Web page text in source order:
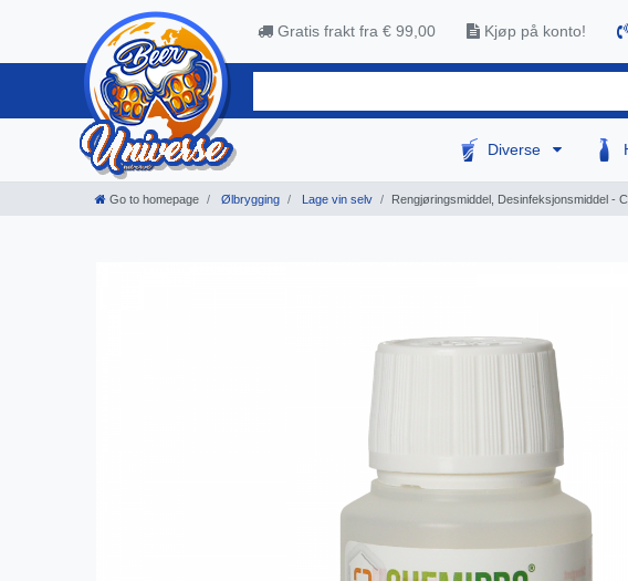
Gratis frakt fra € 99,00 Kjøp på konto!
Diverse
Go to homepage Ølbrygging Lage vin selv Rengjøringsmiddel, Desinfeksjonsmiddel -